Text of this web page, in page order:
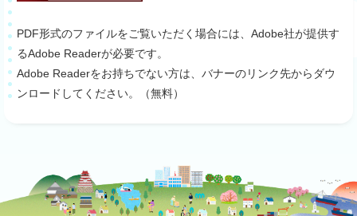
PDF形式のファイルをご覧いただく場合には、Adobe社が提供す
るAdobe Readerが必要です。
Adobe Readerをお持ちでない方は、バナーのリンク先からダウ
ンロードしてください。（無料）